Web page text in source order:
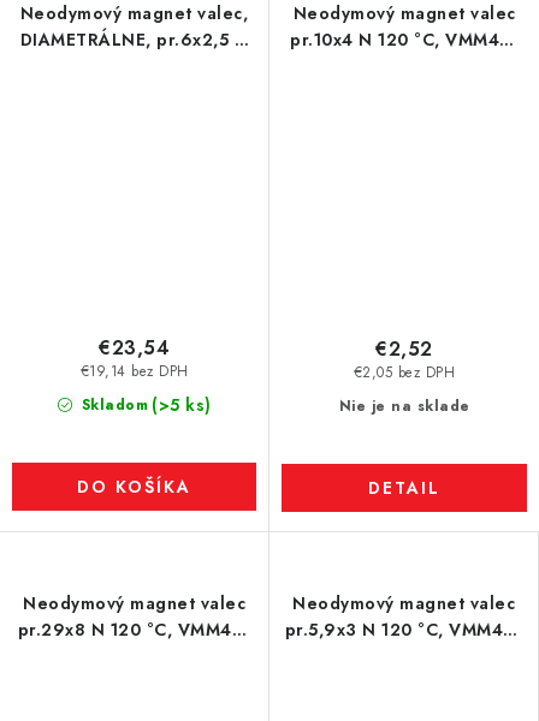
Neodymový magnet valec,
DIAMETRÁLNE, pr.6x2,5 N
Skladom (>5 ks)
€19,14 bez DPH
€23,54
DO KOŠÍKA
Neodymový magnet valec
pr.10x4 N 120 °C, VMM4H-
Nie je na sklade
€2,05 bez DPH
€2,52
DETAIL
Neodymový magnet valec
pr.29x8 N 120 °C, VMM4H-
Neodymový magnet valec
pr.5,9x3 N 120 °C, VMM4H-